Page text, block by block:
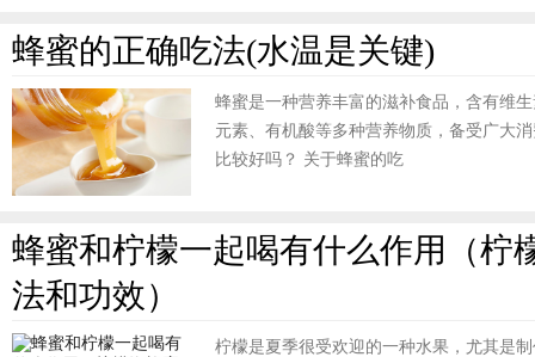
蜂蜜的正确吃法(水温是关键)
蜂蜜是一种营养丰富的滋补食品，含有维
元素、有机酸等多种营养物质，备受广大
比较好吗？ 关于蜂蜜的吃
蜂蜜和柠檬一起喝有什么作用（柠
法和功效）
柠檬是夏季很受欢迎的一种水果，尤其是